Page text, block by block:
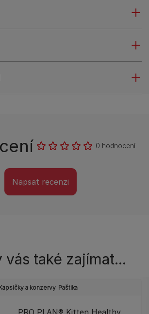
0 hodnocení
Napsat recenzi
vás také zajímat...
a konzervy Paštika
PRO PLAN® Kitten Healthy